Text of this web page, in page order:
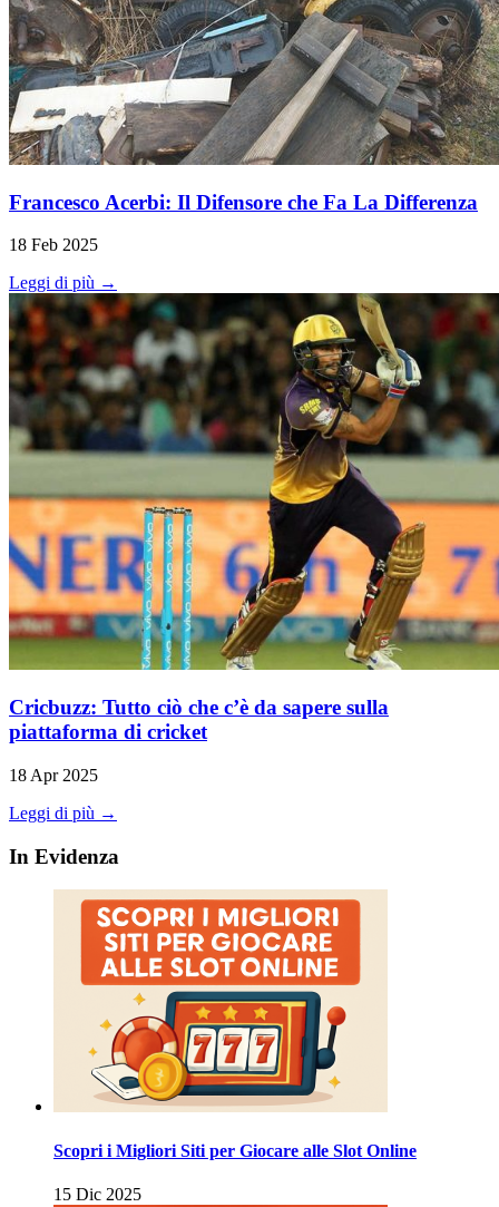
Francesco Acerbi: Il Difensore che Fa La Differenza
18 Feb 2025
Leggi di più →
Cricbuzz: Tutto ciò che c’è da sapere sulla
piattaforma di cricket
18 Apr 2025
Leggi di più →
In Evidenza
Scopri i Migliori Siti per Giocare alle Slot Online
15 Dic 2025